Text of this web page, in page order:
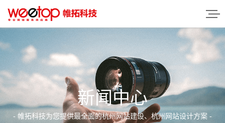
新闻中心
- 帷拓科技为您提供最全面的杭州网站建设、杭州网站设计方案 -